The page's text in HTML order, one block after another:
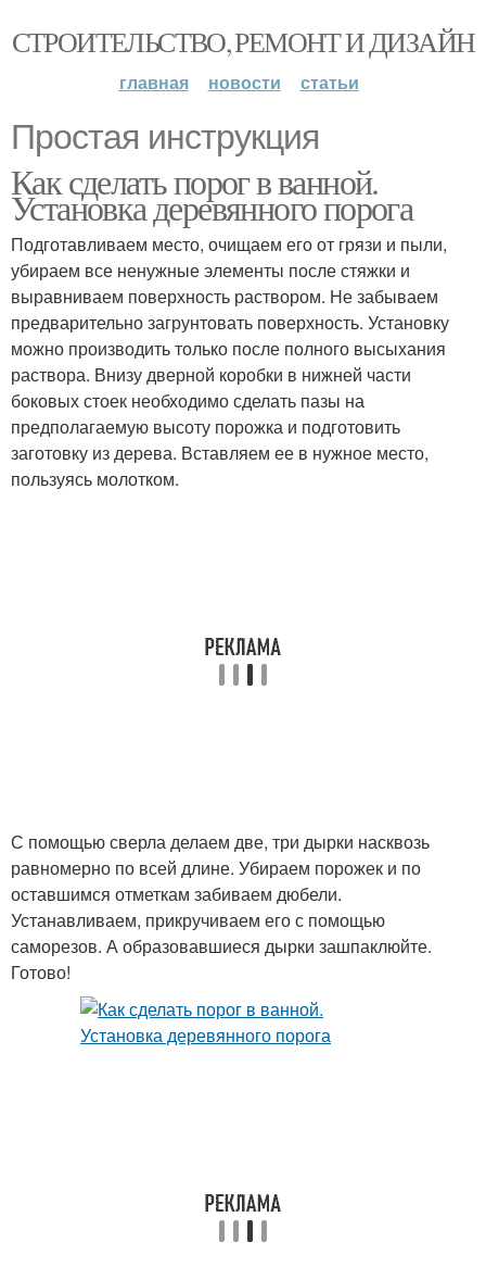
СТРОИТЕЛЬСТВО, РЕМОНТ И ДИЗАЙН
главная новости статьи
Простая инструкция
Как сделать порог в ванной.
Установка деревянного порога
Подготавливаем место, очищаем его от грязи и пыли,
убираем все ненужные элементы после стяжки и
выравниваем поверхность раствором. Не забываем
предварительно загрунтовать поверхность. Установку
можно производить только после полного высыхания
раствора. Внизу дверной коробки в нижней части
боковых стоек необходимо сделать пазы на
предполагаемую высоту порожка и подготовить
заготовку из дерева. Вставляем ее в нужное место,
пользуясь молотком.
С помощью сверла делаем две, три дырки насквозь
равномерно по всей длине. Убираем порожек и по
оставшимся отметкам забиваем дюбели.
Устанавливаем, прикручиваем его с помощью
саморезов. А образовавшиеся дырки зашпаклюйте.
Готово!